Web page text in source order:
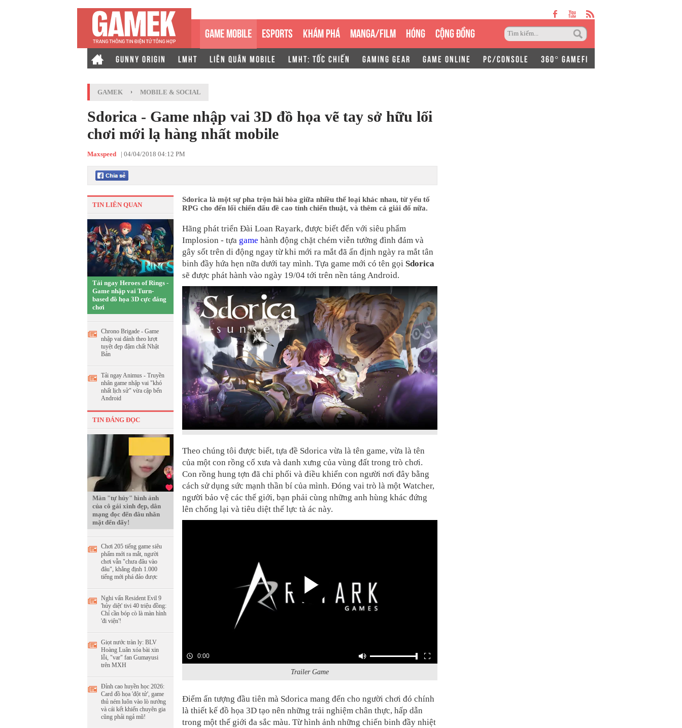
GAME MOBILE ESPORTS KHÁM PHÁ MANGA/FILM HÓNG CỘNG ĐỒNG
GUNNY ORIGIN LMHT LIÊN QUÂN MOBILE LMHT: TỐC CHIẾN GAMING GEAR GAME ONLINE PC/CONSOLE 360° GAMEFI
GAMEK › MOBILE & SOCIAL
Sdorica - Game nhập vai 3D đồ họa vẽ tay sở hữu lối
chơi mới lạ hàng nhất mobile
Maxspeed | 04/04/2018 04:12 PM
TIN LIÊN QUAN
Tải ngay Heroes of Rings -
Game nhập vai Turn-
based đồ họa 3D cực đáng
chơi
Chrono Brigade - Game
nhập vai đánh theo lượt
tuyệt đẹp đậm chất Nhật
Bản
Tải ngay Animus - Truyền
nhân game nhập vai "khó
nhất lịch sử" vừa cập bến
Android
TIN ĐÁNG ĐỌC
Màn "tự hủy" hình ảnh
của cô gái xinh đẹp, dân
mạng đọc đến đâu nhăn
mặt đến đấy!
Chơi 205 tiếng game siêu
phẩm mới ra mắt, người
chơi vẫn "chưa đâu vào
đâu", khẳng định 1.000
tiếng mới phá đảo được
Nghi vấn Resident Evil 9
'hủy diệt' tivi 40 triệu đồng:
Chỉ cần bóp cò là màn hình
'đi viện'!
Giọt nước tràn ly: BLV
Hoàng Luân xóa bài xin
lỗi, "var" fan Gumayusi
trên MXH
Đỉnh cao huyền học 2026:
Card đồ họa 'đột tử', game
thủ ném luôn vào lò nướng
và cái kết khiến chuyên gia
cũng phải ngả mũ!
Sdorica là một sự pha trộn hài hòa giữa nhiều thể loại khác nhau, từ yếu tố
RPG cho đến lối chiến đấu đề cao tính chiến thuật, và thêm cả giải đố nữa.
Hãng phát triển Đài Loan Rayark, được biết đến với siêu phẩm
Implosion - tựa game hành động chặt chém viễn tưởng đình đám và
gây sốt trên di động ngay từ khi mới ra mắt đã ấn định ngày ra mắt tân
binh đầy hứa hẹn nữa dưới tay mình. Tựa game mới có tên gọi Sdorica
sẽ được phát hành vào ngày 19/04 tới trên nền tảng Android.
Theo chúng tôi được biết, tựa đề Sdorica vừa là tên game, vừa là tên
của một con rồng cổ xưa và danh xưng của vùng đất trong trò chơi.
Con rồng hung tợn đã chi phối và điều khiển con người nơi đây bằng
cách sử dụng sức mạnh thần bí của mình. Đóng vai trò là một Watcher,
người bảo vệ các thế giới, bạn phải cùng những anh hùng khác đứng
lên chống lại và tiêu diệt thế lực tà ác này.
0:00
Trailer Game
Điểm ấn tượng đầu tiên mà Sdorica mang đến cho người chơi đó chính
là thiết kế đồ họa 3D tạo nên những trải nghiệm chân thực, hấp dẫn
trong một thế giới đa sắc màu. Từ hình ảnh những chiến binh đầy nhiệt